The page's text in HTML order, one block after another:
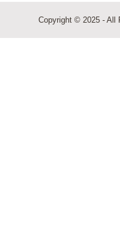
Copyright © 2025 - All